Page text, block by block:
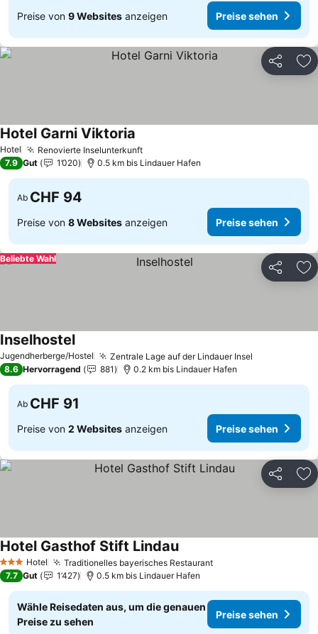
Preise von 9 Websites anzeigen Preise sehen
Teilen
Hotel Renovierte InselunterkunftPreise sehen
Hotel Garni Viktoria
7.9 Gut 1’020 0.5 km bis Lindauer Hafen
Ab CHF 94
Preise von 8 Websites anzeigen Preise sehen
Teilen
Beliebte Wahl
Jugendherberge/Hostel Zentrale Lage auf der Lindauer Insel
InselhostelPreise sehen
8.6 Hervorragend 881 0.2 km bis Lindauer Hafen
Ab CHF 91
Preise von 2 Websites anzeigen Preise sehen
Teilen
3 SterneHotel Traditionelles bayerisches RestaurantPreise sehen
Hotel Gasthof Stift LindauPreise sehen
7.7 Gut 1’427 0.5 km bis Lindauer Hafen
Wähle Reisedaten aus, um die genauen
Preise zu sehen
Preise sehen